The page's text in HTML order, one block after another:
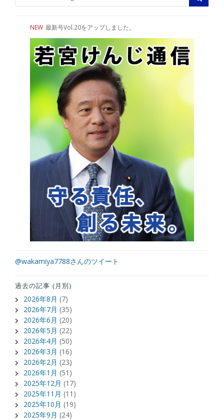
NEW 最新号Vol.20をアップしました。
@wakamiya7788さんのツイート
過去の記事 (月別)
2026年8月 (7)
2026年7月 (35)
2026年6月 (20)
2026年5月 (22)
2026年4月 (50)
2026年3月 (16)
2026年2月 (23)
2026年1月 (51)
2025年12月 (17)
2025年11月 (11)
2025年10月 (19)
2025年9月 (24)